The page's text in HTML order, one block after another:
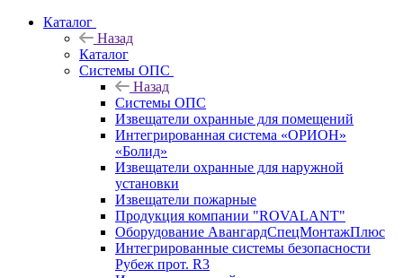
Каталог
Назад
Каталог
Системы ОПС
Назад
Системы ОПС
Извещатели охранные для помещений
Интегрированная система «ОРИОН»
«Болид»
Извещатели охранные для наружной
установки
Извещатели пожарные
Продукция компании "ROVALANT"
Оборудование АвангардСпецМонтажПлюс
Интегрированные системы безопасности
Рубеж прот. R3